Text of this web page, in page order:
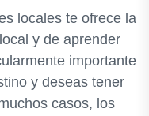
locales te ofrece la
y de aprender
importante
y deseas tener
casos, los